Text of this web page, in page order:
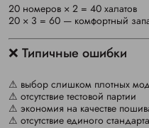
20 номеров × 2 = 40 халатов
20 × 3 = 60 — комфортный
❌ Типичные ошибки
⚠ выбор слишком плотных
⚠ отсутствие тестовой партии
⚠ экономия на качестве
⚠ отсутствие единого